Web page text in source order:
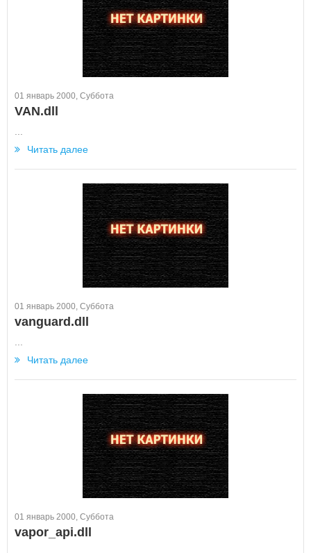
01 январь 2000, Суббота
VAN.dll
Читать далее
01 январь 2000, Суббота
vanguard.dll
Читать далее
01 январь 2000, Суббота
vapor_api.dll